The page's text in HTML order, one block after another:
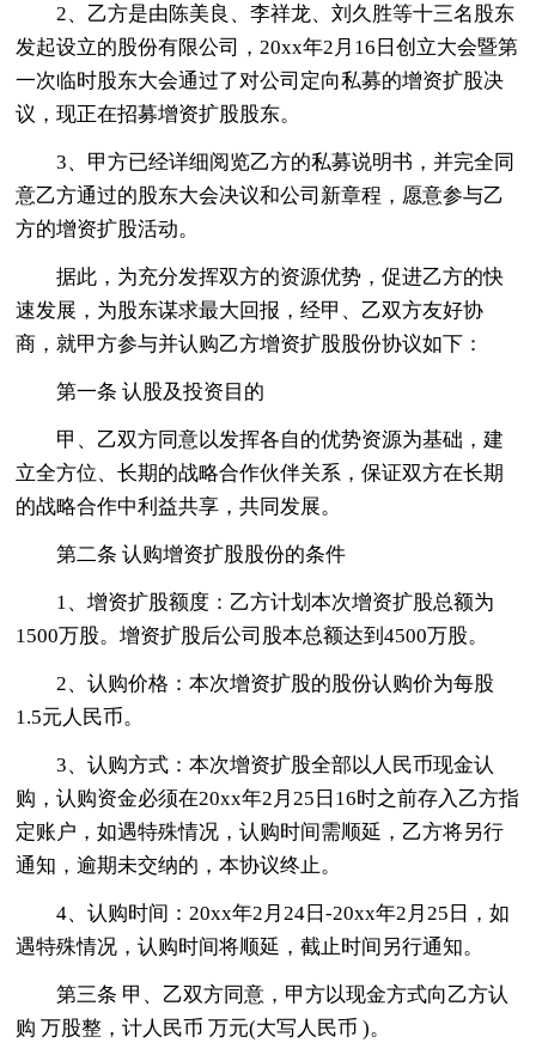
2、乙方是由陈美良、李祥龙、刘久胜等十三名股东
发起设立的股份有限公司，20xx年2月16日创立大会暨第
一次临时股东大会通过了对公司定向私募的增资扩股决
议，现正在招募增资扩股股东。
3、甲方已经详细阅览乙方的私募说明书，并完全同
意乙方通过的股东大会决议和公司新章程，愿意参与乙
方的增资扩股活动。
据此，为充分发挥双方的资源优势，促进乙方的快
速发展，为股东谋求最大回报，经甲、乙双方友好协
商，就甲方参与并认购乙方增资扩股股份协议如下：
第一条 认股及投资目的
甲、乙双方同意以发挥各自的优势资源为基础，建
立全方位、长期的战略合作伙伴关系，保证双方在长期
的战略合作中利益共享，共同发展。
第二条 认购增资扩股股份的条件
1、增资扩股额度：乙方计划本次增资扩股总额为
1500万股。增资扩股后公司股本总额达到4500万股。
2、认购价格：本次增资扩股的股份认购价为每股
1.5元人民币。
3、认购方式：本次增资扩股全部以人民币现金认
购，认购资金必须在20xx年2月25日16时之前存入乙方指
定账户，如遇特殊情况，认购时间需顺延，乙方将另行
通知，逾期未交纳的，本协议终止。
4、认购时间：20xx年2月24日-20xx年2月25日，如
遇特殊情况，认购时间将顺延，截止时间另行通知。
第三条 甲、乙双方同意，甲方以现金方式向乙方认
购 万股整，计人民币 万元(大写人民币 )。